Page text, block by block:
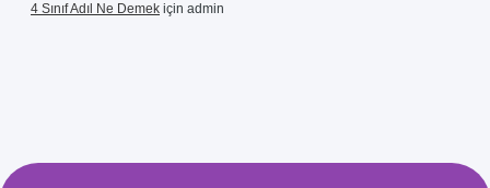
4 Sınıf Adıl Ne Demek için admin